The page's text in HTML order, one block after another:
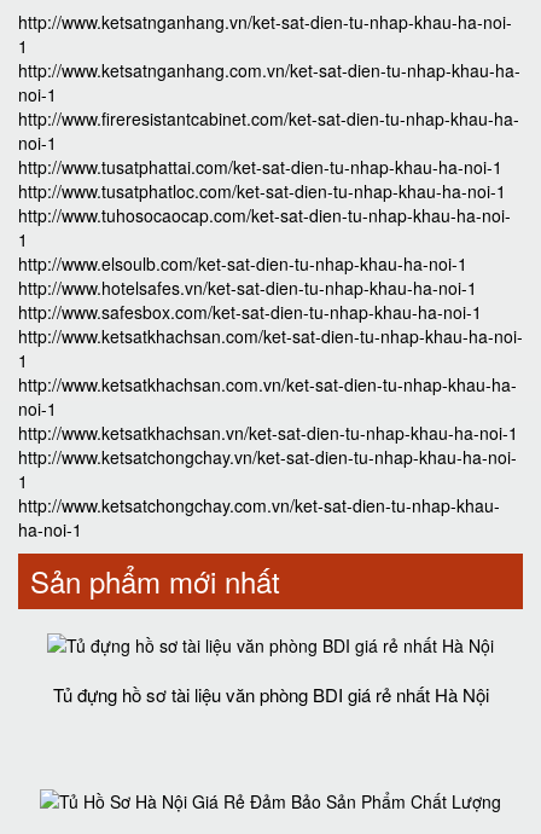
http://www.ketsatnganhang.vn/ket-sat-dien-tu-nhap-khau-ha-noi-
1
http://www.ketsatnganhang.com.vn/ket-sat-dien-tu-nhap-khau-ha-
noi-1
http://www.fireresistantcabinet.com/ket-sat-dien-tu-nhap-khau-ha-
noi-1
http://www.tusatphattai.com/ket-sat-dien-tu-nhap-khau-ha-noi-1
http://www.tusatphatloc.com/ket-sat-dien-tu-nhap-khau-ha-noi-1
http://www.tuhosocaocap.com/ket-sat-dien-tu-nhap-khau-ha-noi-
1
http://www.elsoulb.com/ket-sat-dien-tu-nhap-khau-ha-noi-1
http://www.hotelsafes.vn/ket-sat-dien-tu-nhap-khau-ha-noi-1
http://www.safesbox.com/ket-sat-dien-tu-nhap-khau-ha-noi-1
http://www.ketsatkhachsan.com/ket-sat-dien-tu-nhap-khau-ha-noi-
1
http://www.ketsatkhachsan.com.vn/ket-sat-dien-tu-nhap-khau-ha-
noi-1
http://www.ketsatkhachsan.vn/ket-sat-dien-tu-nhap-khau-ha-noi-1
http://www.ketsatchongchay.vn/ket-sat-dien-tu-nhap-khau-ha-noi-
1
http://www.ketsatchongchay.com.vn/ket-sat-dien-tu-nhap-khau-
ha-noi-1
Sản phẩm mới nhất
Tủ đựng hồ sơ tài liệu văn phòng BDI giá rẻ nhất Hà Nội